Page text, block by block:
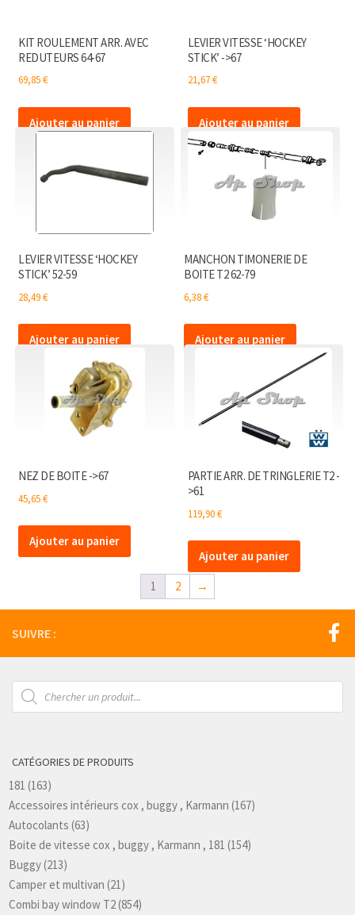
KIT ROULEMENT ARR. AVEC
REDUTEURS 64-67
69,85€
Ajouter au panier
LEVIER VITESSE ‘HOCKEY
STICK’ ->67
21,67€
Ajouter au panier
LEVIER VITESSE ‘HOCKEY
STICK’ 52-59
28,49€
Ajouter au panier
MANCHON TIMONERIE DE
BOITE T2 62-79
6,38€
Ajouter au panier
NEZ DE BOITE ->67
45,65€
Ajouter au panier
PARTIE ARR. DE TRINGLERIE T2 -
>61
119,90€
Ajouter au panier
1 2 →
SUIVRE :
Recherche
de
produits
CATÉGORIES DE PRODUITS
181 (163)
Accessoires intérieurs cox , buggy , Karmann (167)
Autocolants (63)
Boite de vitesse cox , buggy , Karmann , 181 (154)
Buggy(213)
Camper et multivan (21)
Combi bay window T2(854)